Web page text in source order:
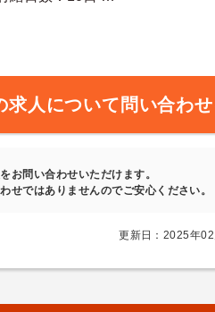
求人について問い合わせ
お問い合わせいただけます。
せではありませんのでご安心ください。
更新日：2025年